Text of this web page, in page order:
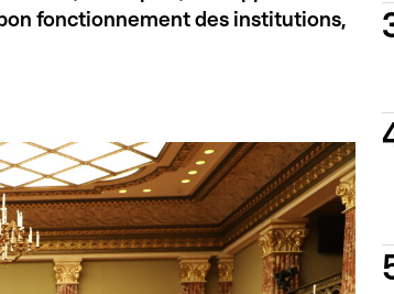
fonctionnement des institutions,